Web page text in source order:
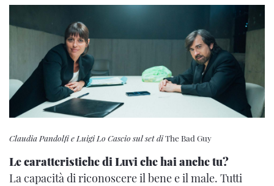
Claudia Pandolfi e Luigi Lo Cascio sul set diThe Bad Guy
Le caratteristiche di Luvi che hai anche tu?
La capacità di riconoscere il bene e il male. Tutti